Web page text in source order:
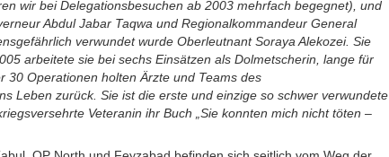
wir bei Delegationsbesuchen ab 2003 mehrfach begegnet), und
Abdul Jabar Taqwa und Regionalkommandeur General
verwundet wurde Oberleutnant Soraya Alekozei. Sie
arbeitete sie bei sechs Einsätzen als Dolmetscherin, lange für
30 Operationen holten Ärzte und Teams des
Leben zurück. Sie ist die erste und einzige so schwer verwundete
Veteranin ihr Buch „Sie konnten mich nicht töten –